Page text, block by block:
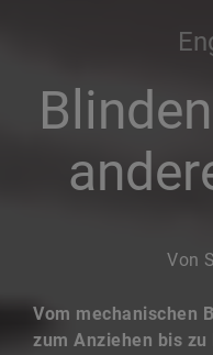
Von
Vom mechanischen
zum Anziehen bis